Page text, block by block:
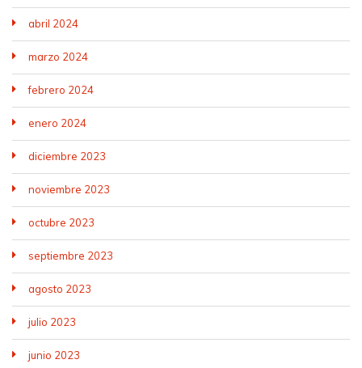
abril 2024
marzo 2024
febrero 2024
enero 2024
diciembre 2023
noviembre 2023
octubre 2023
septiembre 2023
agosto 2023
julio 2023
junio 2023